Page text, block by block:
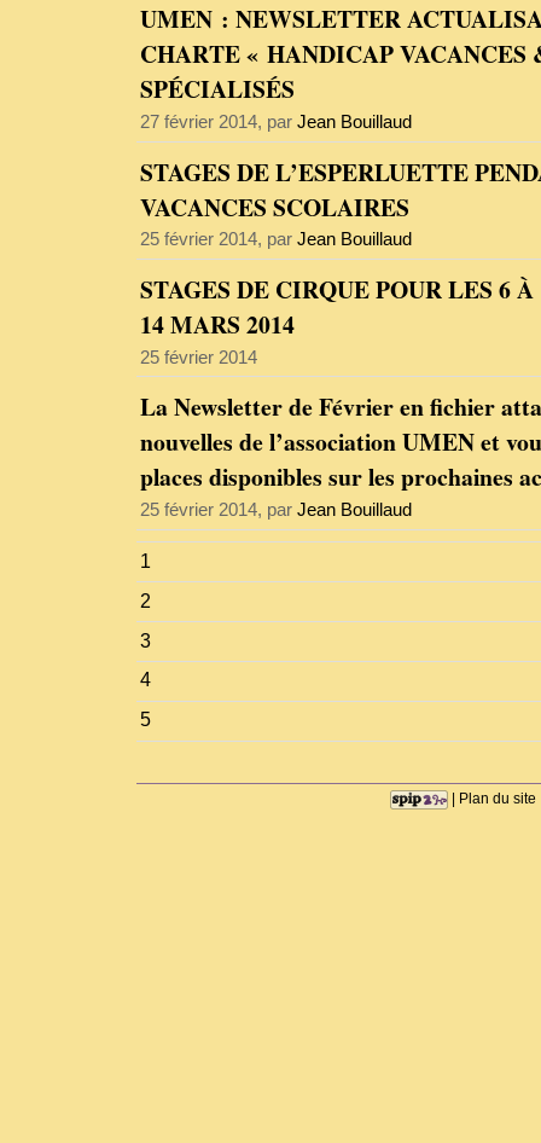
UMEN : NEWSLETTER
CHARTE « HANDICAP VACANCES
SPÉCIALISÉS
27 février 2014, par Jean Bouillaud
STAGES DE L’ESPERLUETTE
VACANCES SCOLAIRES
25 février 2014, par Jean Bouillaud
STAGES DE CIRQUE POUR LES 6 À
14 MARS 2014
25 février 2014
La Newsletter de Février en fichier
nouvelles de l’association UMEN et
places disponibles sur les prochaines
25 février 2014, par Jean Bouillaud
1
2
3
4
5
| Plan du site